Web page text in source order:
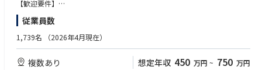
・関連法規遵守、安全衛生管理、緊急時対応体制の構築
・チームメンバーの育成、技術指導、業務効率化の推進
・オーナー、テナント、社内外関係者との渉外・調整業務
■業務上の魅力
【歓迎要件】
チームやプロジェクトのリーダー経験
顧客や協力会社との折衝経験
ビル設備の改修・改善提案の実績
第二種または第三種電気主任技術者資格の保有(選任経験あり)
従業員数
1,739名 （2026年4月現在）
複数あり 想定年収 450 万円 ~ 750 万円